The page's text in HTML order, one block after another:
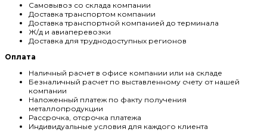
Самовывоз со склада компании
Доставка транспортом компании
Доставка транспортной компанией до терминала
Ж/д и авиаперевозки
Доставка для труднодоступных регионов
Оплата
Наличный расчет в офисе компании или на складе
Безналичный расчет по выставленному счету от нашей
компании
Наложенный платеж по факту получения
металлопродукции
Рассрочка, отсрочка платежа
Индивидуальные условия для каждого клиента